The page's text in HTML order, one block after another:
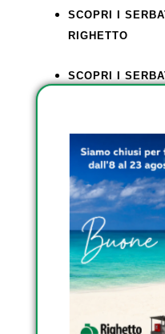
SCOPRI I
RIGHETTO
SCOPRI I
Condividi